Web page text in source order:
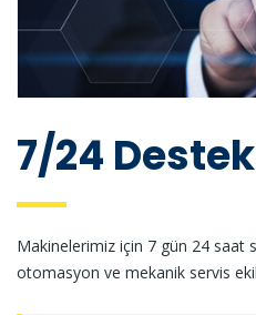
7/24 Destek
Makinelerimiz için 7 gün 24 saat
otomasyon ve mekanik servis